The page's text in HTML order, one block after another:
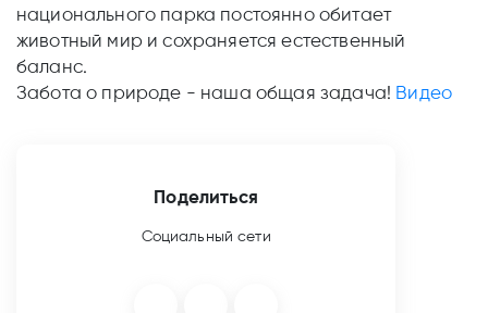
Поделиться
Социальный сети
национального парка постоянно обитает
животный мир и сохраняется естественный
баланс.
Забота о природе - наша общая задача! Видео